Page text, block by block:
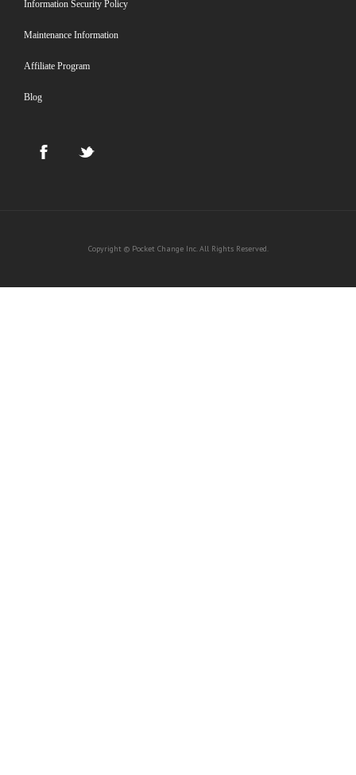
Information Security Policy
Maintenance Information
Affiliate Program
Blog
Copyright © Pocket Change Inc. All Rights Reserved.